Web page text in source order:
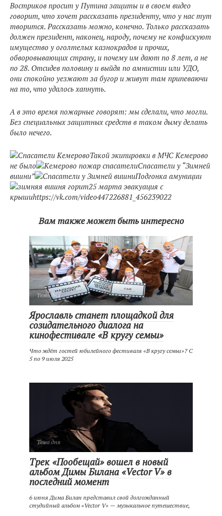
Востриков просит у Путина защиты и в своем видео
говорит, что хочет рассказать президенту, что у нас тут
творится. Рассказать можно, конечно. Только рассказать
должен президент, наконец, народу, почему не конфискуют
имущество у оголтелых казнокрадов и прочих,
обворовывающих страну, и почему им дают по 8 лет, а не
по 28. Отсидев половину и выйдя по амнистии или УДО,
они спокойно уезжают за бугор и живут там припеваючи
на то, что удалось хапнуть.
А в это время пожарные говорят: мы сделали, что могли.
Без специальных защитных средств в таком дыму делать
было нечего.
Такой экипировки в МЧС Кемерово
не было
Спасатели у “Зимней
вишни”
Подгонка амуниции
25 марта эвакуация с
крышиhttps://vk.com/video447226881_456239022
Вам также может быть интересно
Тема дня
Ярославль станет площадкой для
созидательного диалога на
кинофестивале «В кругу семьи»
Что ждёт гостей юбилейного фестиваля «В кругу семьи»? С
5 по 9 июля 2025
Тема дня
Трек «Пообещай» вошел в новый
альбом Димы Билана «Vector V» в
последний момент
6 июня Дима Билан представил свой долгожданный
студийный альбом «Vector V» — музыкальное путешествие,